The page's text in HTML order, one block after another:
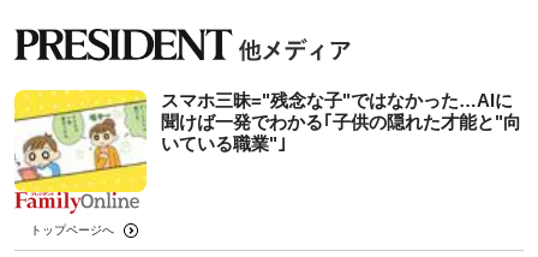
スマホ三昧="残念な子"ではなかった…AIに
聞けば一発でわかる｢子供の隠れた才能と"向
いている職業"｣
トップページへ